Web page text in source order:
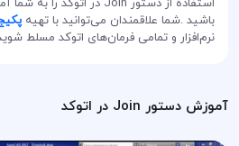
باشید .شما علاقمندان می‌توانید با تهیه
نرم‌افزار و تمامی فرمان‌های اتوکد مسلط
آموزش دستور Join در اتوکد